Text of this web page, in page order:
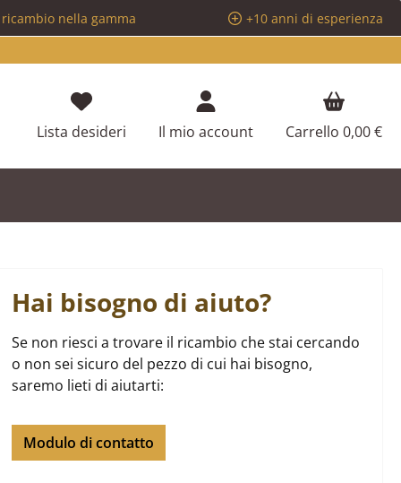
nella gamma
+10 anni di esperienza
Lista desideri Hai 0 articoli nella lista dei desideri
Il mio account Carrello 0,00 €
Hai bisogno di aiuto?
Se non riesci a trovare il ricambio che stai cercando
o non sei sicuro del pezzo di cui hai bisogno,
saremo lieti di aiutarti:
Modulo di contatto